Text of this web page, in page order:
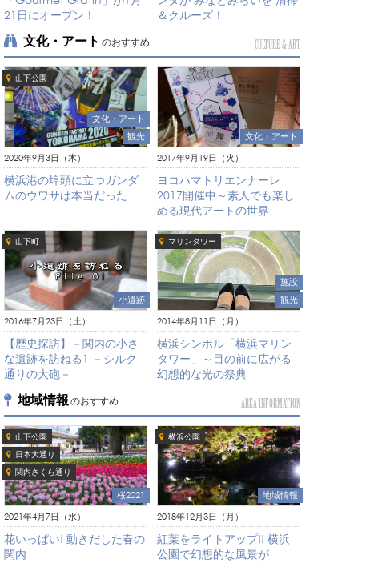
21日にオープン！
＆クルーズ！
文化・アート のおすすめ CULTURE & ART
山下公園
文化・アート
観光
2020年9月3日（木）
横浜港の埠頭に立つガンダ
ムのウワサは本当だった
文化・アート
2017年9月19日（火）
ヨコハマトリエンナーレ
2017開催中～素人でも楽し
める現代アートの世界
山下町
小遺跡
2016年7月23日（土）
【歴史探訪】－関内の小さ
な遺跡を訪ねる1 －シルク
通りの大砲－
マリンタワー
施設
観光
2014年8月11日（月）
横浜シンボル「横浜マリン
タワー」～目の前に広がる
幻想的な光の祭典
地域情報 のおすすめ AREA INFORMATION
山下公園
日本大通り
関内さくら通り
桜2021
2021年4月7日（水）
花いっぱい! 動きだした春の
関内
横浜公園
地域情報
2018年12月3日（月）
紅葉をライトアップ!! 横浜
公園で幻想的な風景が